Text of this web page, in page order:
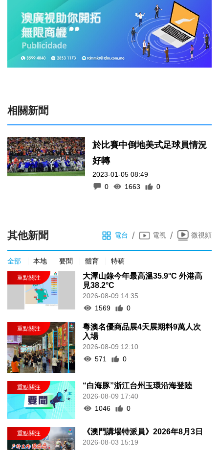
相關新聞
於比賽中倒地美式足球員情況
好轉
2023-01-05 08:49
0
1663 0
其他新聞 電台 / 電視 / 微視頻
全部 本地 要聞 體育 特稿
大潭山錄今年最高溫35.9°C 外港高
見38.2°C
2026-08-09 14:35
1569
0
粵澳名優商品展4天展期料9萬人次
入場
2026-08-09 12:10
571
0
“白海豚”浙江台州玉環沿海登陸
2026-08-09 17:40
1046
0
《澳門講場特派員》2026年8月3日
2026-08-03 15:19